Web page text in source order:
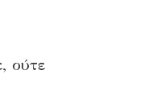
ούτε